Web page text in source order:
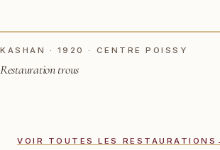
AVANT
KASHAN · 1920 · CENTRE POISSY
Restauration trous
VOIR TOUTES LES RESTAURATIONS